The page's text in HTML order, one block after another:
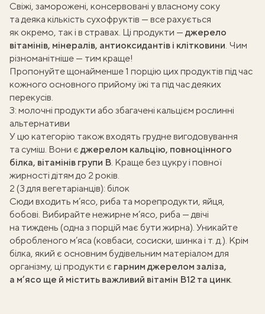
Свіжі, заморожені, консервовані у власному соку
та деяка кількість сухофруктів — все рахується
як окремо, так і в стравах. Ці продукти — джерело
вітамінів, мінералів, антиоксидантів і клітковини. Чим
різноманітніше — тим краще!
Пропонуйте щонайменше 1 порцію цих продуктів під час
кожного основного прийому їжі та під час деяких
перекусів.
З: молочні продукти або збагачені кальцієм рослинні
альтернативи
У цю категорію також входять грудне вигодовування
та суміш. Вони є джерелом кальцію, повноцінного
білка, вітамінів групи В. Краще без цукру і повної
жирності дітям до 2 років.
2 (3 для вегетаріанців): білок
Сюди входить м’ясо, риба та морепродукти, яйця,
бобові. Вибирайте нежирне м’ясо, риба — двічі
на тиждень (одна з порцій має бути жирна). Уникайте
обробленого м’яса (ковбаси, сосиски, шинка і т. д.). Крім
білка, який є основним будівельним матеріалом для
організму, ці продукти є гарним джерелом заліза,
а м’ясо ще й містить важливий вітамін В12 та цинк.